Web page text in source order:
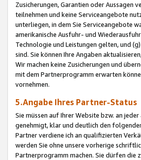
Zusicherungen, Garantien oder Aussagen
teilnehmen und keine Serviceangebote
unterliegen, in dem Sie Serviceangebote
amerikanische Ausfuhr- und
Technologie und Leistungen gelten, und
sind. Sie können Ihre Angaben
Wir machen keine Zusicherungen und
mit dem Partnerprogramm erwarten
vornehmen.
5.Angabe Ihres Partner-Status
Sie müssen auf Ihrer Website bzw. an
genehmigt, klar und deutlich den
Partner verdiene ich an qualifizierten
werden Sie ohne unsere vorherige
Partnerprogramm machen. Sie dürfen die